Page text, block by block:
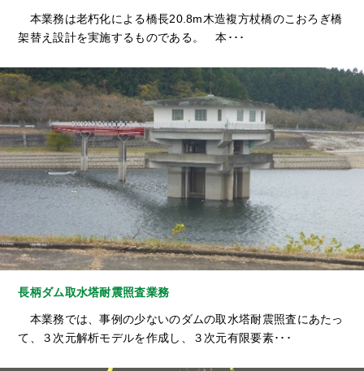
本業務は老朽化による橋長20.8m木造複方杖橋のこおろぎ橋
架替え設計を実施するものである。 本･･･
長柄ダム取水塔耐震照査業務
本業務では、事例の少ないのダムの取水塔耐震照査にあたっ
て、３次元解析モデルを作成し、３次元有限要素･･･